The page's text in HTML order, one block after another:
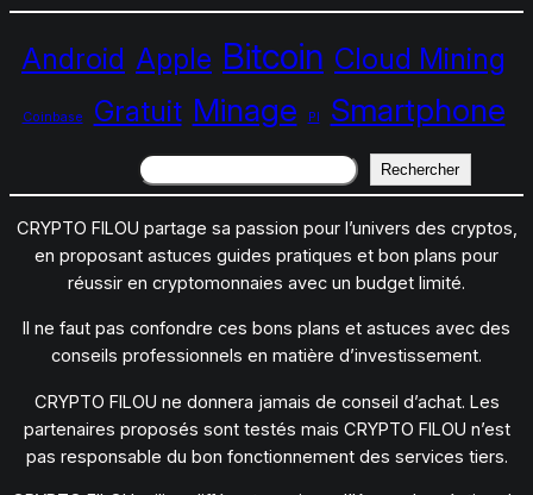
Android Apple Bitcoin Cloud Mining
Coinbase Gratuit Minage PI Smartphone
Rechercher
CRYPTO FILOU partage sa passion pour l’univers des cryptos,
en proposant astuces guides pratiques et bon plans pour
réussir en cryptomonnaies avec un budget limité.
Il ne faut pas confondre ces bons plans et astuces avec des
conseils professionnels en matière d’investissement.
CRYPTO FILOU ne donnera jamais de conseil d’achat. Les
partenaires proposés sont testés mais CRYPTO FILOU n’est
pas responsable du bon fonctionnement des services tiers.